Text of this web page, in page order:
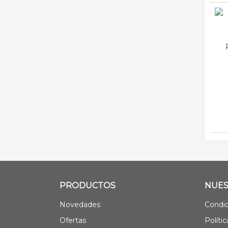
PRODUCTOS
Novedades
Ofertas